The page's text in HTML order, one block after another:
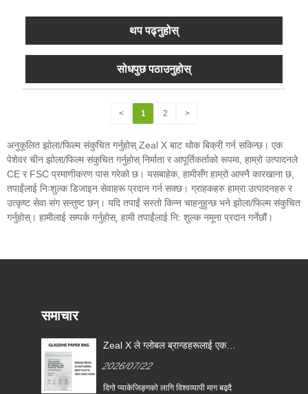
थप पढ्नुहोस्
सोधपुछ पठाउनुहोस्
< 1 2 >
अनुकूलित झोला/फिल्म संकुचित गर्नुहोस् Zeal X बाट थोक बिक्री गर्न सकिन्छ। एक
पेशेवर चीन झोला/फिल्म संकुचित गर्नुहोस् निर्माता र आपूर्तिकर्ताको रूपमा, हाम्रो उत्पादनले
CE र FSC प्रमाणीकरण पास गरेको छ। यसबाहेक, हामीसँग हाम्रो आफ्नै कारखाना छ,
तपाईंलाई निःशुल्क डिजाइन सेवाहरू प्रदान गर्न सक्छ। ग्राहकहरु हाम्रा उत्पादनहरु र
उत्कृष्ट सेवा संग सन्तुष्ट छन्। यदि तपाईं सस्तो किन्न चाहनुहुन्छ भने झोला/फिल्म संकुचित
गर्नुहोस्। हामीलाई सम्पर्क गर्नुहोस्, हामी तपाईंलाई नि: शुल्क नमूना प्रदान गर्नेछौं।
समाचार
Zeal X ले ग्लोबल ब्रान्डहरूलाई एकल-
गर्न मद्दत गर्न कस्टम ग्लासाइन पेपर
ब्यागहरू लन्च गर्‍यो
2026/07/22
दिगो प्याकेजिङ्गको लागि विश्वव्यापी माग बढ्दै